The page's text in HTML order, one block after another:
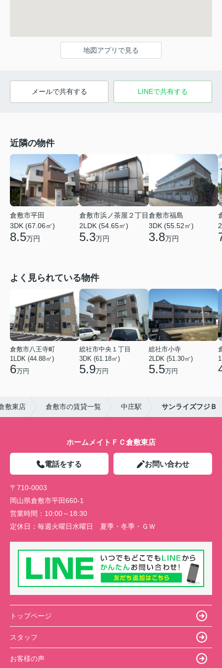
地図アプリで見る
メールで共有する LINEで共有する
近隣の物件
倉敷市平田
3DK (67.06㎡)
8.5万円
倉敷市浜ノ茶屋２丁目
2LDK (54.65㎡)
5.3万円
倉敷市福島
3DK (55.52㎡)
3.8万円
よく見られている物件
倉敷市八王寺町
1LDK (44.88㎡)
6万円
総社市中央１丁目
3DK (61.18㎡)
5.9万円
総社市小寺
2LDK (51.30㎡)
5.5万円
敷東店 倉敷市の賃貸一覧 中庄駅 サンライズフジＢ
ホームメイトＦＣ倉敷東店
電話をする お問い合わせ
〒710-0003
岡山県倉敷市平田660-1
営業時間： 10:00～18:30
定休日： 毎週火曜日水曜日 夏季・冬季・ＧＷ
トップページ
スタッフ
お客様の声